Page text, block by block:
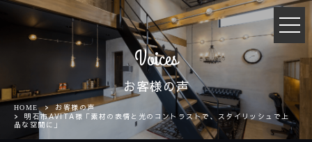
Voices
お客様の声
HOME
お客様の声
明石市AVITA様「素材の表情と光のコントラストで、スタイリッシュで上
品な空間に」
t
o
g
l
e
n
a
v